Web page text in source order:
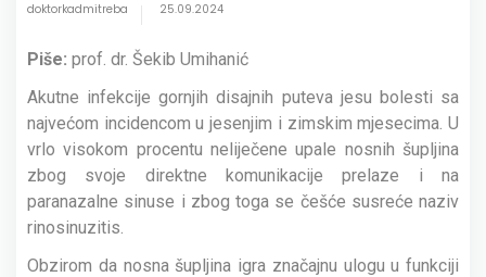
doktorkadmitreba 25.09.2024
Piše: prof. dr. Šekib Umihanić
Akutne infekcije gornjih disajnih puteva jesu bolesti sa
najvećom incidencom u jesenjim i zimskim mjesecima. U
vrlo visokom procentu neliječene upale nosnih šupljina
zbog svoje direktne komunikacije prelaze i na
paranazalne sinuse i zbog toga se češće susreće naziv
rinosinuzitis.
Obzirom da nosna šupljina igra značajnu ulogu u funkciji